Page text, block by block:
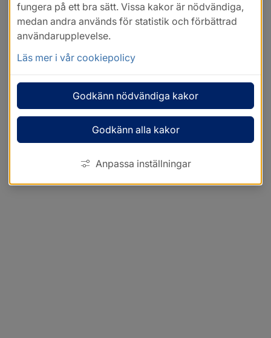
fungera på ett bra sätt. Vissa kakor är nödvändiga,
medan andra används för statistik och förbättrad
användarupplevelse.
Läs mer i vår cookiepolicy
Godkänn nödvändiga kakor
Godkänn alla kakor
Anpassa inställningar